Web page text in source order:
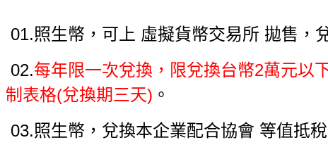
01.照生幣，可上 虛擬貨幣交易所 拋售，
02.每年限一次兌換，限兌換台幣2萬元以
制表格(兌換期三天) 。
03.照生幣，兌換本企業配合協會 等值抵